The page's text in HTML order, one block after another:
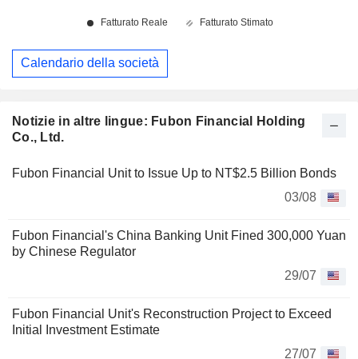
Notizie in altre lingue: Fubon Financial Holding
Co., Ltd.
Fubon Financial Unit to Issue Up to NT$2.5 Billion Bonds
03/08
Fubon Financial's China Banking Unit Fined 300,000 Yuan
by Chinese Regulator
29/07
Fubon Financial Unit's Reconstruction Project to Exceed
Initial Investment Estimate
27/07
Calendario della società